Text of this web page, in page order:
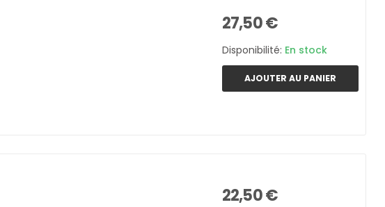
27,50 €
Disponibilité: En stock
AJOUTER AU PANIER
22,50 €